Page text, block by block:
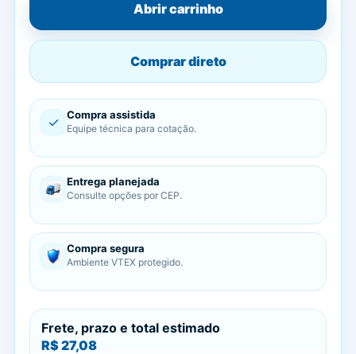
Abrir carrinho
Comprar direto
✓ Compra assistida
Equipe técnica para cotação.
Entrega planejada
Consulte opções por CEP.
Compra segura
Ambiente VTEX protegido.
Frete, prazo e total estimado
R$ 27,08